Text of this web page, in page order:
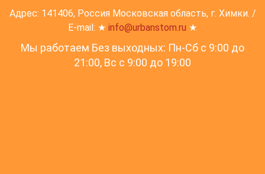
Адрес: 141406, Россия Московская область, г. Химки. /
E-mail: ★ info@urbanstom.ru ★
Мы работаем Без выходных: Пн-Сб с 9:00 до
21:00, Вс c 9:00 до 19:00